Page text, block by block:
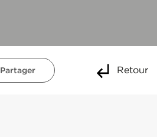
Partager Retour